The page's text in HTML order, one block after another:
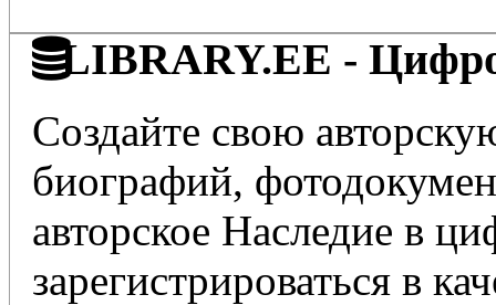
LIBRARY.EE -
Создайте свою
биографий,
авторское Наследие в
зарегистрироваться в